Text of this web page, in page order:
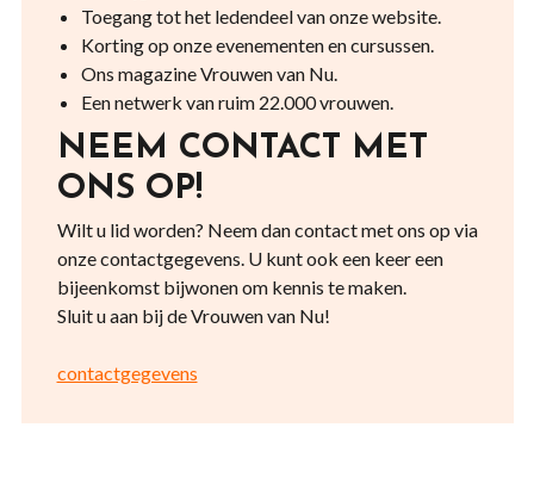
Toegang tot het ledendeel van onze website.
Korting op onze evenementen en cursussen.
Ons magazine Vrouwen van Nu.
Een netwerk van ruim 22.000 vrouwen.
NEEM CONTACT MET
ONS OP!
Wilt u lid worden? Neem dan contact met ons op via
onze contactgegevens. U kunt ook een keer een
bijeenkomst bijwonen om kennis te maken.
Sluit u aan bij de Vrouwen van Nu!
contactgegevens